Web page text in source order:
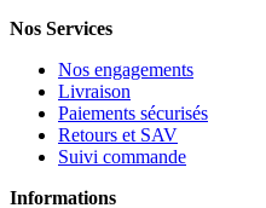
Nos Services
Nos engagements
Livraison
Paiements sécurisés
Retours et SAV
Suivi commande
Informations